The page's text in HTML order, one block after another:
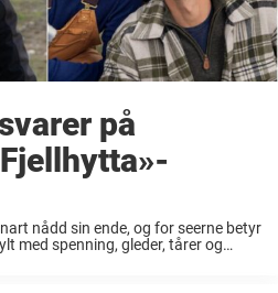
på
nådd sin ende, og for seerne betyr
med spenning, gleder, tårer og